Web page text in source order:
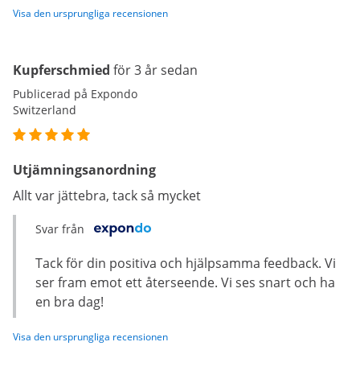
Visa den ursprungliga recensionen
Kupferschmied för 3 år sedan
Publicerad på Expondo
Switzerland
Utjämningsanordning
Allt var jättebra, tack så mycket
Svar från
Tack för din positiva och hjälpsamma feedback. Vi
ser fram emot ett återseende. Vi ses snart och ha
en bra dag!
Visa den ursprungliga recensionen